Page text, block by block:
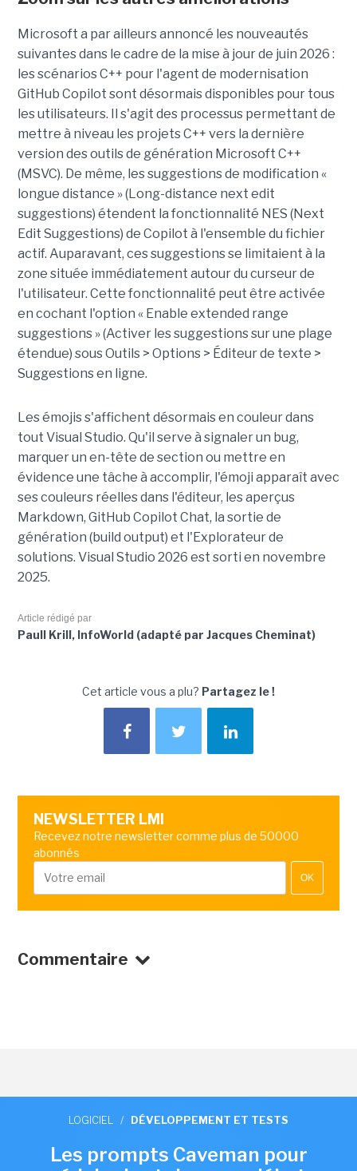
Microsoft a par ailleurs annoncé les nouveautés
suivantes dans le cadre de la mise à jour de juin 2026 :
les scénarios C++ pour l'agent de modernisation
GitHub Copilot sont désormais disponibles pour tous
les utilisateurs. Il s'agit des processus permettant de
mettre à niveau les projets C++ vers la dernière
version des outils de génération Microsoft C++
(MSVC). De même, les suggestions de modification «
longue distance » (Long-distance next edit
suggestions) étendent la fonctionnalité NES (Next
Edit Suggestions) de Copilot à l'ensemble du fichier
actif. Auparavant, ces suggestions se limitaient à la
zone située immédiatement autour du curseur de
l'utilisateur. Cette fonctionnalité peut être activée
en cochant l'option « Enable extended range
suggestions » (Activer les suggestions sur une plage
étendue) sous Outils > Options > Éditeur de texte >
Suggestions en ligne.
Les émojis s'affichent désormais en couleur dans
tout Visual Studio. Qu'il serve à signaler un bug,
marquer un en-tête de section ou mettre en
évidence une tâche à accomplir, l'émoji apparaît avec
ses couleurs réelles dans l'éditeur, les aperçus
Markdown, GitHub Copilot Chat, la sortie de
génération (build output) et l'Explorateur de
solutions. Visual Studio 2026 est sorti en novembre
2025.
Article rédigé par
Paull Krill, InfoWorld (adapté par Jacques Cheminat)
Cet article vous a plu? Partagez le !
NEWSLETTER LMI
Recevez notre newsletter comme plus de 50000
abonnés
OK
Commentaire
LOGICIEL / DÉVELOPPEMENT ET TESTS
Les prompts Caveman pour